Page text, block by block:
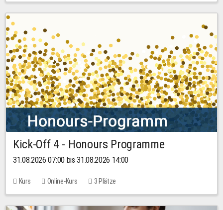
Kick-Off 4 - Honours Programme
31.08.2026 07:00 bis 31.08.2026 14:00
Kurs Online-Kurs 3 Plätze